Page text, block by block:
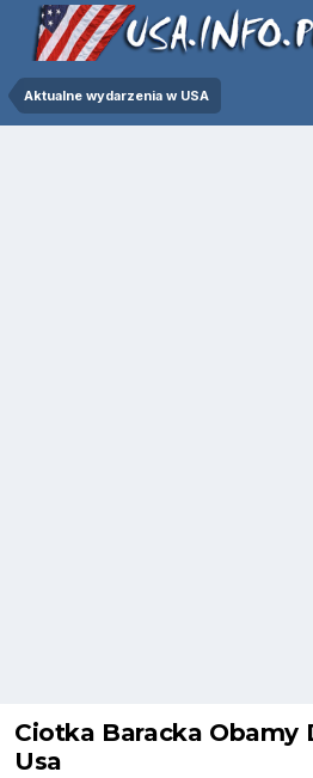
Aktualne wydarzenia w USA
Ciotka Baracka Obamy
Usa